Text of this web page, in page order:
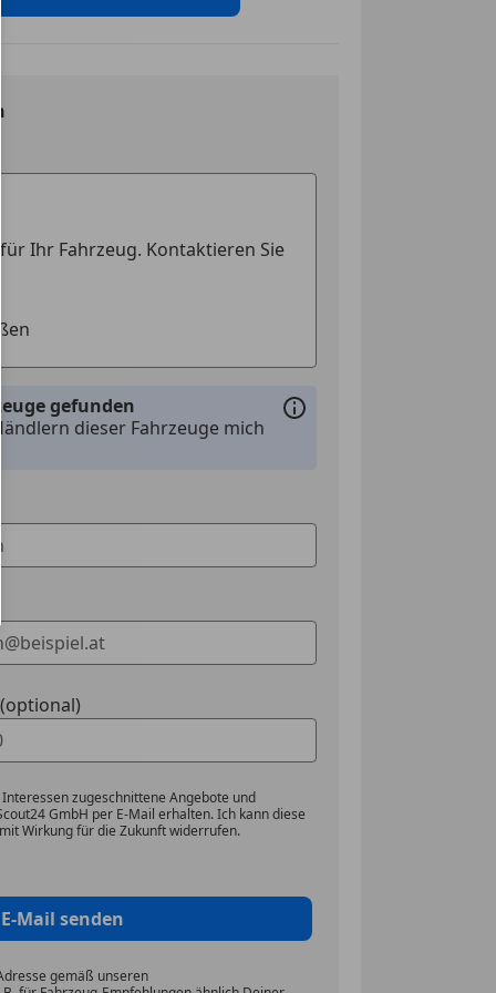
gefunden
dieser Fahrzeuge mich
zugeschnittene Angebote und
GmbH per E-Mail erhalten. Ich kann diese
Wirkung für die Zukunft widerrufen.
E-Mail senden
gemäß unseren